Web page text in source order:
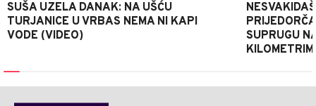
SUŠA UZELA DANAK: NA UŠĆU
TURJANICE U VRBAS NEMA NI KAPI
VODE (VIDEO)
SUPRUGU